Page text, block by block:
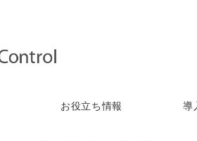
お役立ち情報 導